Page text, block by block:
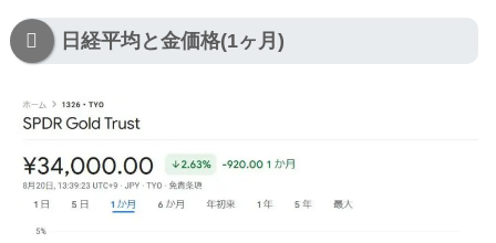
日経平均と金価格(1ヶ月)